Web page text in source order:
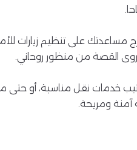
مساعدتك على تنظيم زيارات
القصة من منظور روحاني.
خدمات نقل مناسبة، أو
آمنة ومريحة.